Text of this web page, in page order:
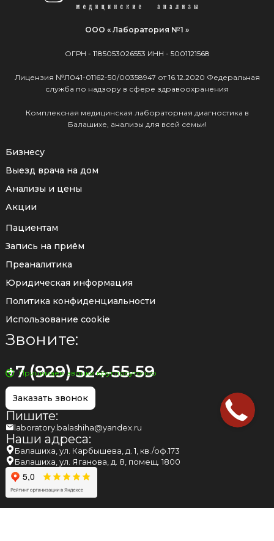
ООО « Лаборатория №1 »
ОГРН - 1185053026553 ИНН - 5001121568
Лицензия №Л041-01162-50/00358947 от 16.12.2020 Федеральная
служба по надзору в сфере здравоохранения
Комплексная медицинская лабораторная диагностика в
Балашихе, анализы для всей семьи!
Бизнесу
Выезд врача на дом
Анализы и цены
Акции
Пациентам
Запись на приём
Преаналитика
Юридическая информация
Политика конфиденциальности
Использование cookie
Звоните:
+7 (929) 524-55-59
Принимаем звонки круглосуточно
Заказать звонок
Пишите:
laboratory.balashiha@yandex.ru
Наши адреса:
Балашиха, ул. Карбышева, д. 1, кв./оф.173
Балашиха, ул. Яганова, д. 8, помещ. 1800